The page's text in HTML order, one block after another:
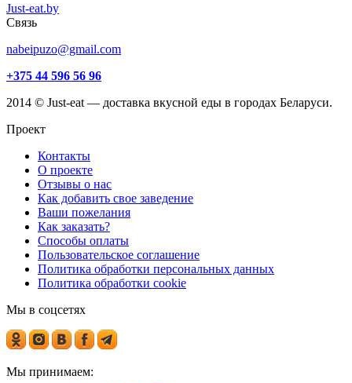
Just-eat.by
Связь
nabeipuzo@gmail.com
+375 44 596 56 96
2014 © Just-eat — доставка вкусной еды в городах Беларуси.
Проект
Контакты
О проекте
Отзывы о нас
Как добавить свое заведение
Ваши пожелания
Как заказать?
Способы оплаты
Пользовательское соглашение
Политика обработки персональных данных
Политика обработки cookie
Мы в соцсетях
Мы принимаем: